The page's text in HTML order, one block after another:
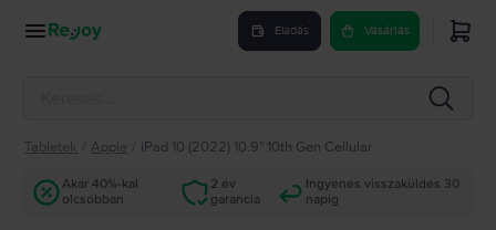
Eladás Vásárlás
Tabletek Apple iPad 10 (2022) 10.9" 10th Gen Cellular
Akár 40%-kal
olcsóbban
2 év
garancia
Ingyenes visszaküldés 30
napig